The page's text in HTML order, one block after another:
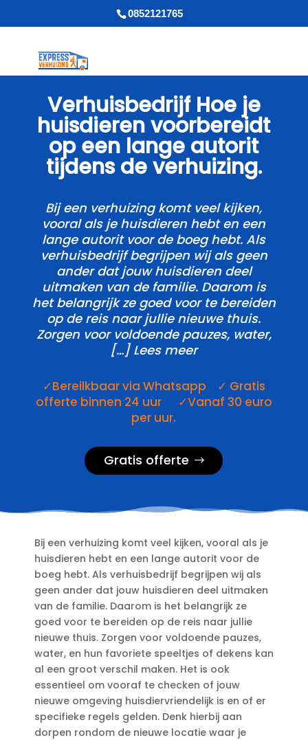
0852121765
Verhuisbedrijf Hoe je
huisdieren voorbereidt
op een lange autorit
tijdens de verhuizing.​
Bij een verhuizing komt veel kijken,
vooral als je huisdieren hebt en een
lange autorit voor de boeg hebt.​ Als
verhuisbedrijf begrijpen wij als geen
ander dat jouw huisdieren deel
uitmaken van de familie.​ Daarom is
het belangrijk ze goed voor te bereiden
op de reis naar jullie nieuwe thuis.​
Zorgen voor voldoende pauzes, water,
[…] Lees meer
✓Bereilkbaar via Whatsapp ✓ Gratis
offerte binnen 24 uur ✓Vanaf 30 euro
per uur.
Gratis offerte
Bij een verhuizing komt veel kijken, vooral als je
huisdieren hebt en een lange autorit voor de
boeg hebt.​ Als verhuisbedrijf begrijpen wij als
geen ander dat jouw huisdieren deel uitmaken
van de familie.​ Daarom is het belangrijk ze
goed voor te bereiden op de reis naar jullie
nieuwe thuis.​ Zorgen voor voldoende pauzes,
water, en hun favoriete speeltjes of dekens kan
al een groot verschil maken.​ Het is ook
essentieel om vooraf te checken of jouw
nieuwe omgeving huisdiervriendelijk is en of er
specifieke regels gelden.​ Denk hierbij aan
dorpen rondom de nieuwe locatie waar je